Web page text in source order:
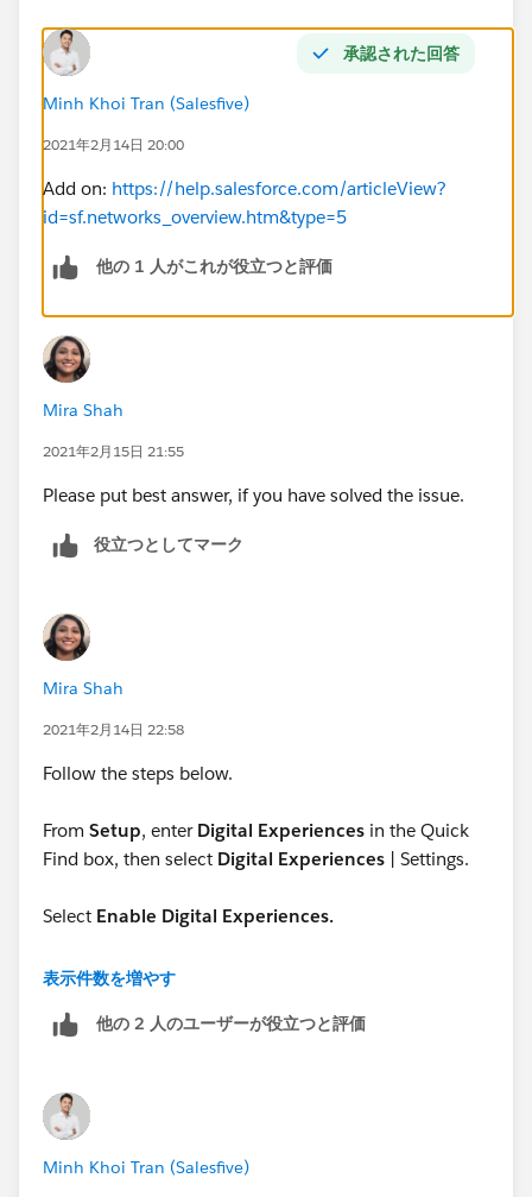
承認された回答
Minh Khoi Tran (Salesfive)
2021年2月14日 20:00
Add on: https://help.salesforce.com/articleView?
id=sf.networks_overview.htm&type=5
他の 1 人がこれが役立つと評価
Mira Shah
2021年2月15日 21:55
Please put best answer, if you have solved the issue.
役立つとしてマーク
Mira Shah
2021年2月14日 22:58
Follow the steps below.
From Setup, enter Digital Experiences in the Quick
Find box, then select Digital Experiences | Settings.
Select Enable Digital Experiences.
https://help.salesforce.com/articleView?
id=sf.networks_enable.htm&type=5
表示件数を増やす
他の 2 人のユーザーが役立つと評価
Minh Khoi Tran (Salesfive)